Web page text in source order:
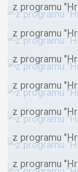
z programu
z programu
z programu
z programu
z programu
z programu
z programu